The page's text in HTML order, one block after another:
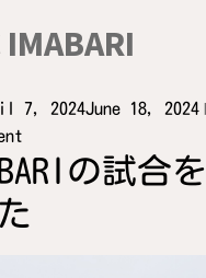
IMABARI
7, 2024June 18, 2024
の試合